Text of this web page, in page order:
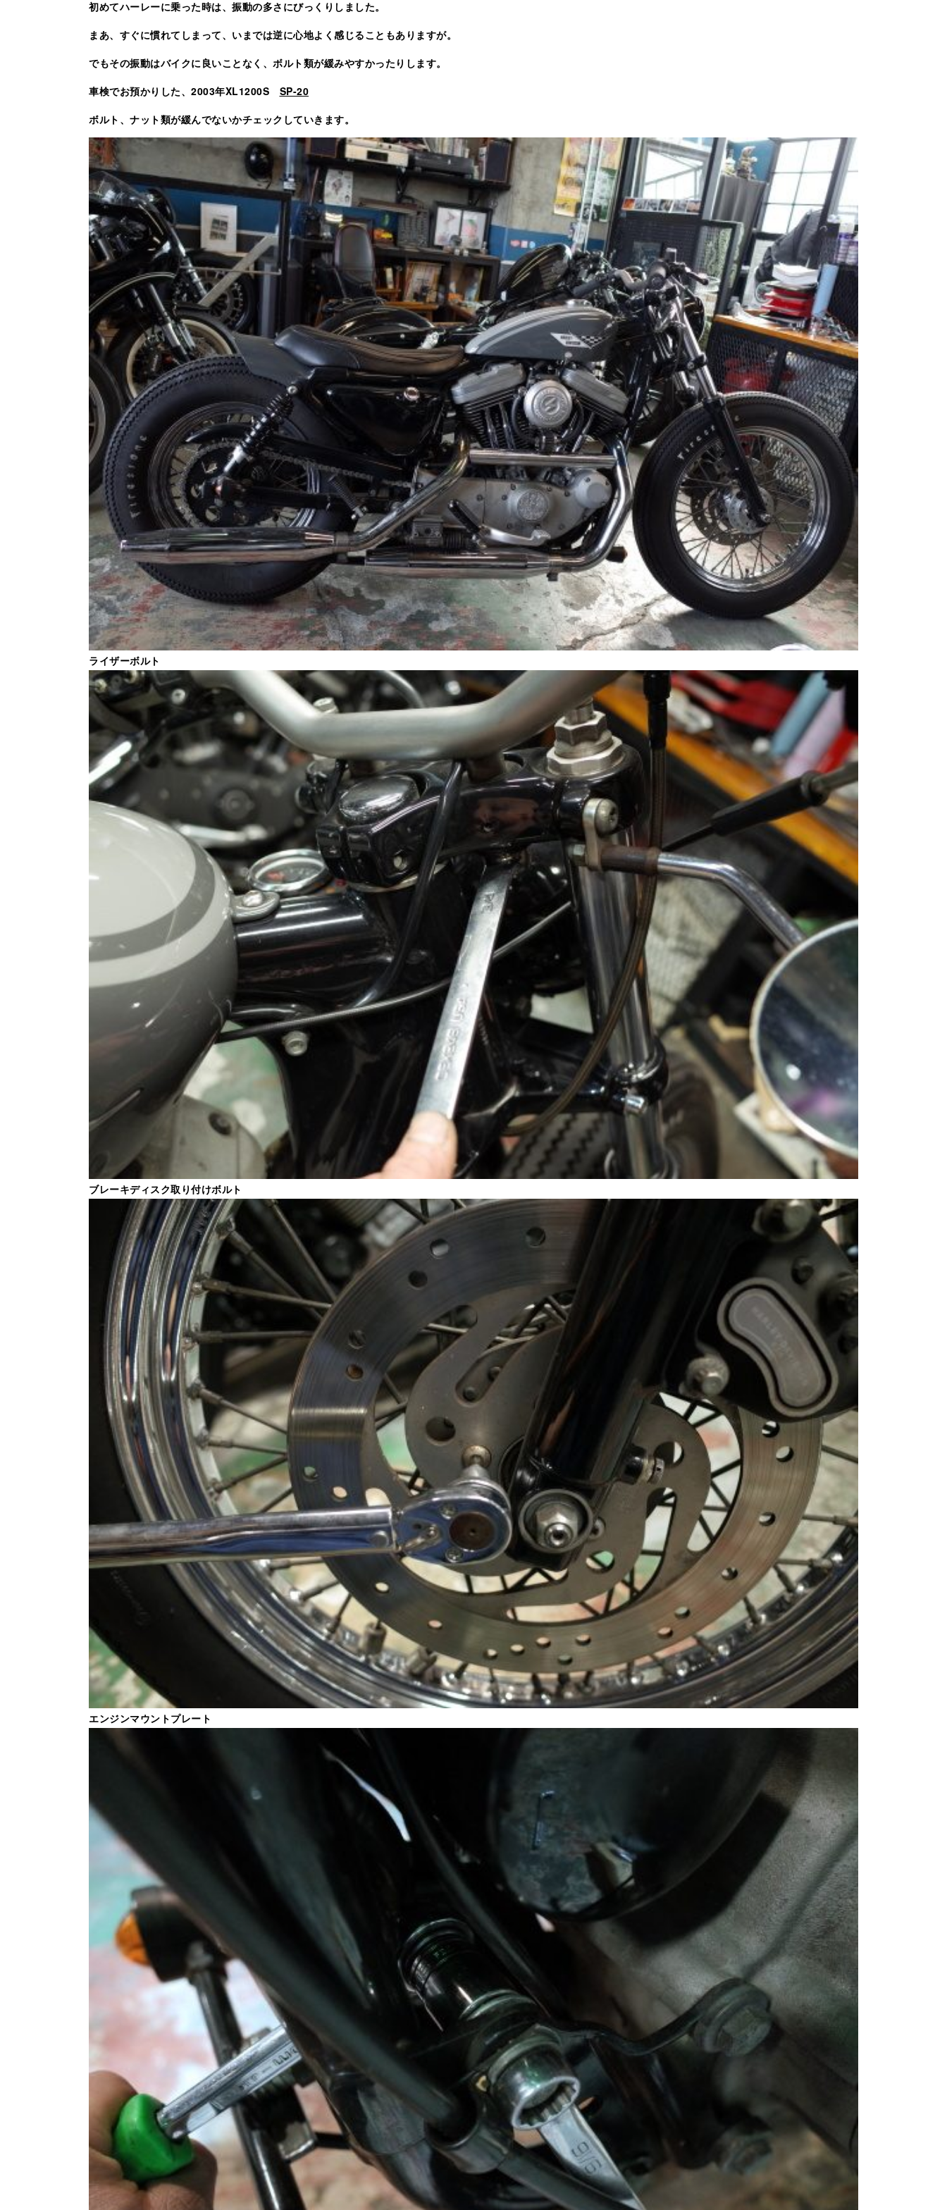
初めてハーレーに乗った時は、振動の多さにびっくりしました。
まあ、すぐに慣れてしまって、いまでは逆に心地よく感じることもありますが。
でもその振動はバイクに良いことなく、ボルト類が緩みやすかったりします。
車検でお預かりした、2003年XL1200S SP-20
ボルト、ナット類が緩んでないかチェックしていきます。
ライザーボルト
ブレーキディスク取り付けボルト
エンジンマウントプレート